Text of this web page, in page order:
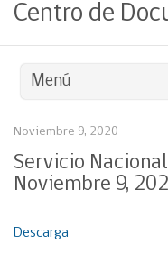
Centro de
Menú
Noviembre 9, 2020
Servicio
Noviembre 9,
Descarga